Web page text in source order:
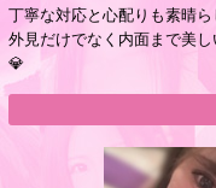
丁寧な対応と心配りも素晴ら
外見だけでなく内面まで美
💎